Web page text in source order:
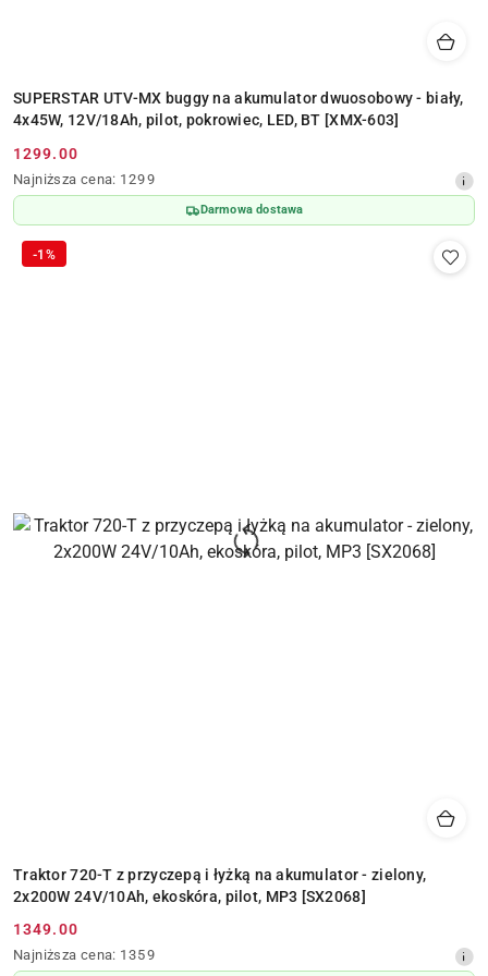
SUPERSTAR UTV-MX buggy na akumulator dwuosobowy - biały,
4x45W, 12V/18Ah, pilot, pokrowiec, LED, BT [XMX-603]
Cena
promocyjna:
1299.00
Najniższa
cena
z
Najniższa cena: 1299
Darmowa dostawa
Traktor 720-T z przyczepą i łyżką na akumulator - zielony,
2x200W 24V/10Ah, ekoskóra, pilot, MP3 [SX2068]
Cena
promocyjna:
1349.00
Najniższa
Najniższa cena: 1359
-1%